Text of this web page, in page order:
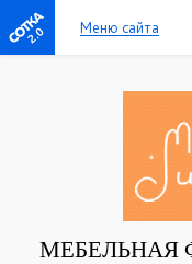
2.0 Меню сайта
МЕБЕЛЬНАЯ